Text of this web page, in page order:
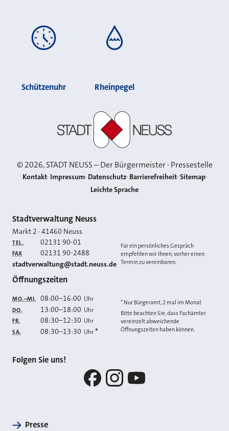
Schützenuhr Rheinpegel
©2026, STADT NEUSS – Der Bürgermeister · Pressestelle
Kontakt Impressum Datenschutz Barrierefreiheit Sitemap
Leichte Sprache
Kontakt
Stadtverwaltung Neuss
Markt 2 ·41460 Neuss
TEL. 02131 90-01
FAX 02131 90-2488
E-MAIL
stadtverwaltung@stadt.neuss.de
Für ein persönliches Gespräch
empfehlen wir Ihnen, vorher einen
Termin zu vereinbaren.
Öffnungszeiten
MO.–MI. 08:00–16:00 Uhr
DO. 13:00–18:00 Uhr
FR. 08:30–12:30 Uhr
SA. 08:30–13:30 Uhr *
* Nur Bürgeramt, 2 mal im Monat
Bitte beachten Sie, dass Fachämter
vereinzelt abweichende
Öffnungszeiten haben können.
Folgen Sie uns!
Presse